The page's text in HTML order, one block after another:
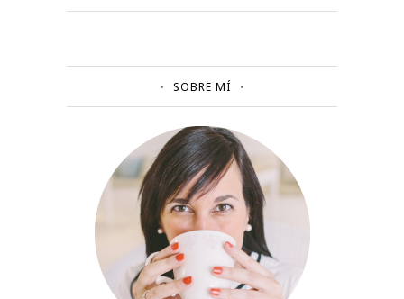
SOBRE MÍ